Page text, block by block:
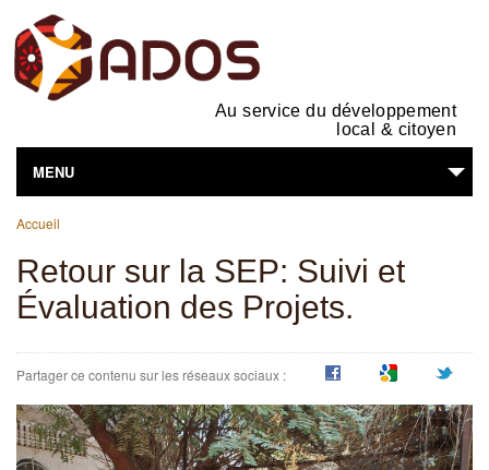
Au service du développement
local & citoyen
MENU
L'ASSOCIATION
NOS ACTIVITÉS
SUPPORTS EN LIGNE
VOUS ÊTES...
Vous êtes ici
Accueil
Retour sur la SEP: Suivi et
Évaluation des Projets.
Partager ce contenu sur les réseaux sociaux :